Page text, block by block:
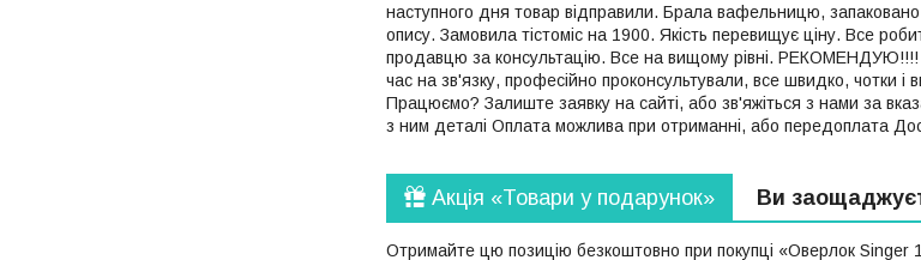
наступного дня товар відправили. Брала вафельницю, запаковано
опису. Замовила тістоміс на 1900. Якість перевищує ціну. Все
продавцю за консультацію. Все на вищому рівні.
час на зв'язку, професійно проконсультували, все швидко, чотки
Працюємо? Залиште заявку на сайті, або зв'яжіться з нами за
з ним деталі Оплата можлива при отриманні, або передоплата
Акція «Товари у подарунок» Ви
Отримайте цю позицію безкоштовно при покупці «Оверлок Singer